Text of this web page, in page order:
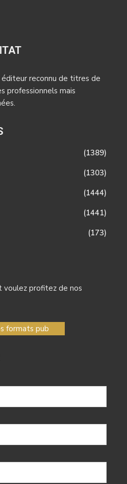
reconnu de titres de
professionnels mais
(1389)
(1303)
(1444)
(1441)
(173)
voulez profitez de nos
formats pub